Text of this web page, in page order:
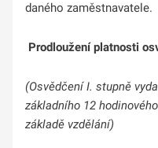
daného zaměstnavatele.
Prodloužení platnosti
(Osvědčení I. stupně
základního 12
základě vzdělání)